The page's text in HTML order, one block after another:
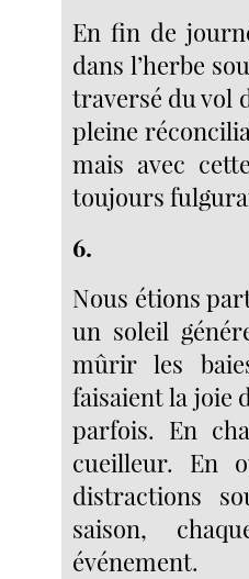
En fin de
dans l’herbe
traversé du vol
pleine
mais avec
toujours
6.
Nous étions
un soleil
mûrir les
faisaient la joie
parfois. En
cueilleur. En
distractions
saison,
événement.